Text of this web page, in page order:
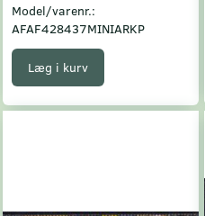
Model/varenr.:
AFAF428437MINIARKP
Læg i kurv